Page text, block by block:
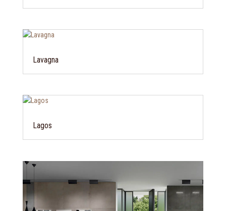
Lavagna
Lagos